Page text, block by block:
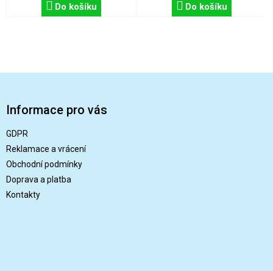
Do košíku Do košíku
Informace pro vás
GDPR
Reklamace a vrácení
Obchodní podmínky
Doprava a platba
Kontakty